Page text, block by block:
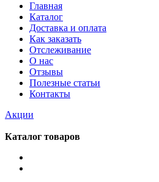
Главная
Каталог
Доставка и оплата
Как заказать
Отслеживание
О нас
Отзывы
Полезные статьи
Контакты
Акции
Каталог товаров